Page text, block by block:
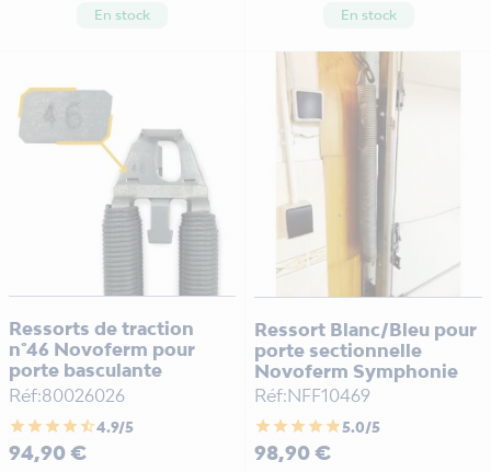
En stock En stock
Ressorts de traction
n°46 Novoferm pour
porte basculante
Réf:80026026
star star star star star_half4.9/5
Prix
94,90 €
Ressort Blanc/Bleu pour
porte sectionnelle
Novoferm Symphonie
Réf:NFF10469
star star star star star5.0/5
Prix
98,90 €